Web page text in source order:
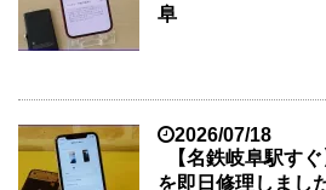
阜
2026/07/18
【名鉄岐阜駅す
を即日修理しまし